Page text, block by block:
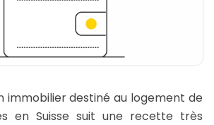
immobilier destiné au logement de
en Suisse suit une recette très